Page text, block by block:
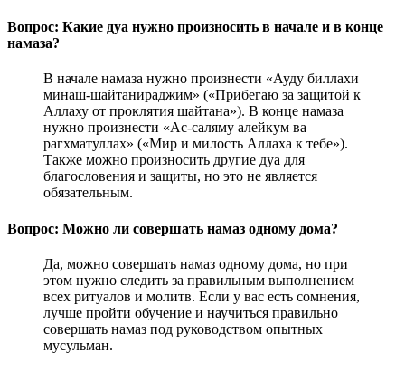
Вопрос: Какие дуа нужно произносить в начале и в конце
намаза?
В начале намаза нужно произнести «Ауду биллахи
минаш-шайтанираджим» («Прибегаю за защитой к
Аллаху от проклятия шайтана»). В конце намаза
нужно произнести «Ас-саляму алейкум ва
рагхматуллах» («Мир и милость Аллаха к тебе»).
Также можно произносить другие дуа для
благословения и защиты, но это не является
обязательным.
Вопрос: Можно ли совершать намаз одному дома?
Да, можно совершать намаз одному дома, но при
этом нужно следить за правильным выполнением
всех ритуалов и молитв. Если у вас есть сомнения,
лучше пройти обучение и научиться правильно
совершать намаз под руководством опытных
мусульман.